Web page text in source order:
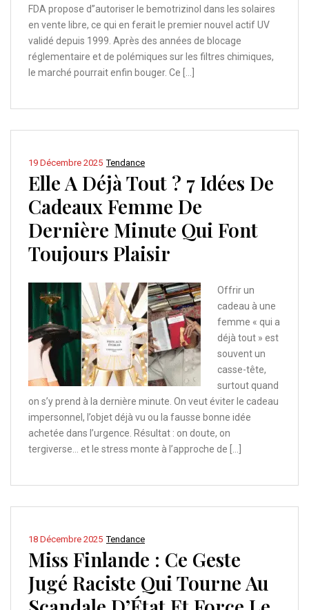
FDA propose d”autoriser le bemotrizinol dans les solaires
en vente libre, ce qui en ferait le premier nouvel actif UV
validé depuis 1999. Après des années de blocage
réglementaire et de polémiques sur les filtres chimiques,
le marché pourrait enfin bouger. Ce […]
Tendance
19 Décembre 2025
Elle A Déjà Tout ? 7 Idées De
Cadeaux Femme De
Dernière Minute Qui Font
Toujours Plaisir
Offrir un
cadeau à une
femme « qui a
déjà tout » est
souvent un
casse-tête,
surtout quand
on s’y prend à la dernière minute. On veut éviter le cadeau
impersonnel, l’objet déjà vu ou la fausse bonne idée
achetée dans l’urgence. Résultat : on doute, on
tergiverse… et le stress monte à l’approche de […]
Tendance
18 Décembre 2025
Miss Finlande : Ce Geste
Jugé Raciste Qui Tourne Au